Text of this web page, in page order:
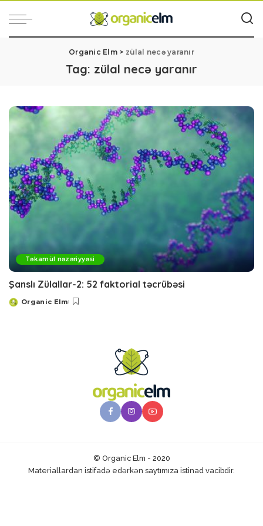
Organic Elm> zülal necə yaranır
Tag: zülal necə yaranır
Təkamül nəzəriyyəsi
Şanslı Zülallar-2: 52 faktorial təcrübəsi
Posted
Organic Elm
© Organic Elm - 2020
Materiallardan istifadə edərkən saytımıza istinad vacibdir.